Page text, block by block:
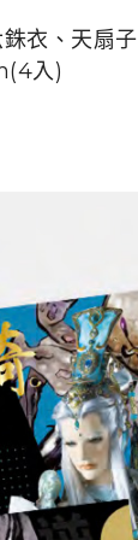
衣、天扇
入)